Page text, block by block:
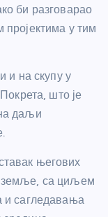
би разговарао
у тим
и на скупу у
што је
даљи
његових
земље, са циљем
и сагледавања